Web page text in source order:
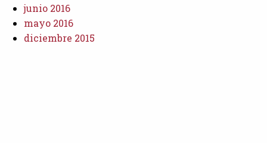
junio 2016
mayo 2016
diciembre 2015